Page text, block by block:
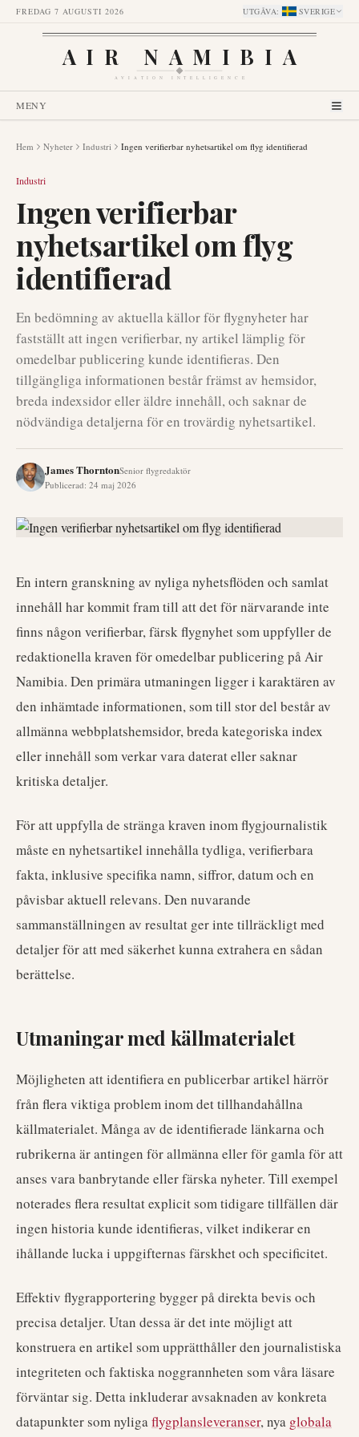
FREDAG 7 AUGUSTI 2026 UTGÅVA: SVERIGE
AIR NAMIBIA
AVIATION INTELLIGENCE
MENY
Hem Nyheter Industri Ingen verifierbar nyhetsartikel om flyg identifierad
Industri
Ingen verifierbar
nyhetsartikel om flyg
identifierad
En bedömning av aktuella källor för flygnyheter har
fastställt att ingen verifierbar, ny artikel lämplig för
omedelbar publicering kunde identifieras. Den
tillgängliga informationen består främst av hemsidor,
breda indexsidor eller äldre innehåll, och saknar de
nödvändiga detaljerna för en trovärdig nyhetsartikel.
James ThorntonSenior flygredaktör
Publicerad: 24 maj 2026
En intern granskning av nyliga nyhetsflöden och samlat
innehåll har kommit fram till att det för närvarande inte
finns någon verifierbar, färsk flygnyhet som uppfyller de
redaktionella kraven för omedelbar publicering på Air
Namibia. Den primära utmaningen ligger i karaktären av
den inhämtade informationen, som till stor del består av
allmänna webbplatshemsidor, breda kategoriska index
eller innehåll som verkar vara daterat eller saknar
kritiska detaljer.
För att uppfylla de stränga kraven inom flygjournalistik
måste en nyhetsartikel innehålla tydliga, verifierbara
fakta, inklusive specifika namn, siffror, datum och en
påvisbar aktuell relevans. Den nuvarande
sammanställningen av resultat ger inte tillräckligt med
detaljer för att med säkerhet kunna extrahera en sådan
berättelse.
Utmaningar med källmaterialet
Möjligheten att identifiera en publicerbar artikel härrör
från flera viktiga problem inom det tillhandahållna
källmaterialet. Många av de identifierade länkarna och
rubrikerna är antingen för allmänna eller för gamla för att
anses vara banbrytande eller färska nyheter. Till exempel
noterades flera resultat explicit som tidigare tillfällen där
ingen historia kunde identifieras, vilket indikerar en
ihållande lucka i uppgifternas färskhet och specificitet.
Effektiv flygrapportering bygger på direkta bevis och
precisa detaljer. Utan dessa är det inte möjligt att
konstruera en artikel som upprätthåller den journalistiska
integriteten och faktiska noggrannheten som våra läsare
förväntar sig. Detta inkluderar avsaknaden av konkreta
datapunkter som nyligaflygplansleveranser, nya globala